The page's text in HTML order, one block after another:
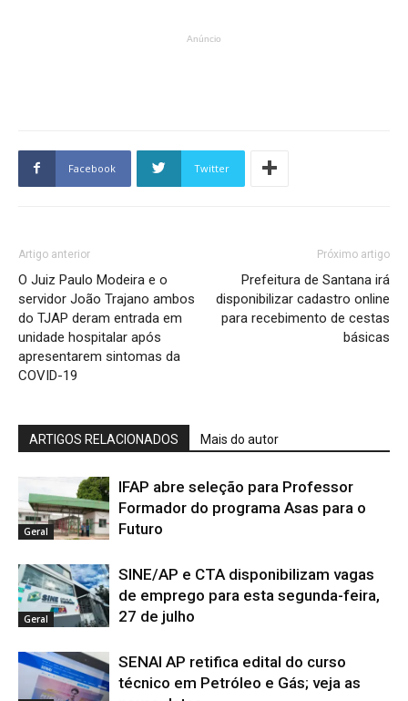
Anúncio
Facebook Twitter
Artigo anterior
O Juiz Paulo Modeira e o
servidor João Trajano ambos
do TJAP deram entrada em
unidade hospitalar após
apresentarem sintomas da
COVID-19
Próximo artigo
Prefeitura de Santana irá
disponibilizar cadastro online
para recebimento de cestas
básicas
ARTIGOS RELACIONADOS Mais do autor
Geral
IFAP abre seleção para Professor
Formador do programa Asas para o
Futuro
Geral
SINE/AP e CTA disponibilizam vagas
de emprego para esta segunda-feira,
27 de julho
SENAI AP retifica edital do curso
técnico em Petróleo e Gás; veja as